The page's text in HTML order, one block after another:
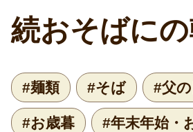
続おそばに
#麺類 #そば #父の
#お歳暮 #年末年始・